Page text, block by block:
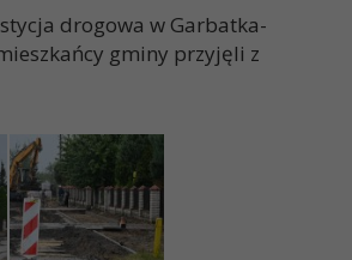
drogowa w Garbatka-
gminy przyjęli z